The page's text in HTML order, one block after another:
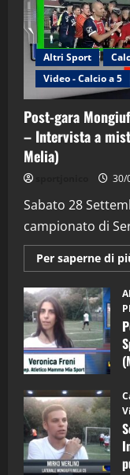
Altri Sport
Video - Calcio a 5
Post-gara
– Intervista a
Melia)
30/
Sabato 28
campionato di
Per saperne di
2
3
4